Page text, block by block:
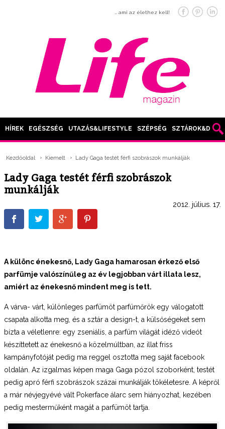
… ami az élethez kell!
HÍREK EGÉSZSÉG UTAZÁS&LIFESTYLE SZÉPSÉG SZTÁROK&DIVAT
Kezdőoldal Kiemelt Lady Gaga testét férfi szobrászok munkálják
Lady Gaga testét férfi szobrászok
munkálják
2012. július. 17.
A különc énekesnő, Lady Gaga hamarosan érkező első
parfümje valószínűleg az év legjobban várt illata lesz,
amiért az énekesnő mindent meg is tett.
A várva- várt, különleges parfümöt parfümőrök egy válogatott
csapata alkotta meg, és a sztár a design-t, a külsőségeket sem
bízta a véletlenre: egy zseniális, a parfüm világát idéző videót
készíttetett az énekesnő a közelmúltban, az illat friss
kampányfotóját pedig ma reggel osztotta meg saját facebook
oldalán. Az izgalmas képen maga Gaga pózol szoborként, testét
pedig apró férfi szobrászok százai munkálják tökéletesre. A képről
a már névjegyévé vált Pokerface álarc sem hiányozhat, kezében
pedig mesterműként magát a parfümöt tartja.